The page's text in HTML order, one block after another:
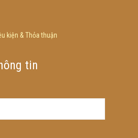
kiện & Thỏa thuận
tin